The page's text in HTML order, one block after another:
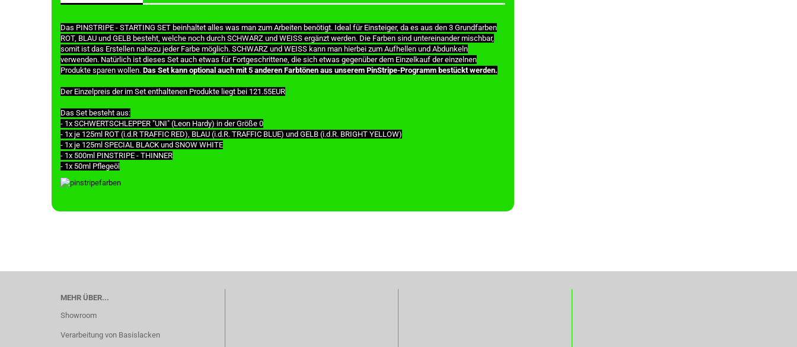
Das PINSTRIPE - STARTING SET beinhaltet alles was man zum Arbeiten benötigt. Ideal für Einsteiger, da es aus den 3 Grundfarben
ROT, BLAU und GELB besteht, welche noch durch SCHWARZ und WEISS ergänzt werden. Die Farben sind untereinander mischbar,
somit ist das Erstellen nahezu jeder Farbe möglich. SCHWARZ und WEISS kann man hierbei zum Aufhellen und Abdunkeln
verwenden. Natürlich ist dieses Set auch etwas für Fortgeschrittene, die sich etwas gegenüber dem Einzelkauf der einzelnen
Produkte sparen wollen. Das Set kann optional auch mit 5 anderen Farbtönen aus unserem PinStripe-Programm bestückt werden.
Der Einzelpreis der im Set enthaltenen Produkte liegt bei 121.55EUR
Das Set besteht aus:
- 1x SCHWERTSCHLEPPER "UNI" (Leon Hardy) in der Größe 0
- 1x je 125ml ROT (i.d.R TRAFFIC RED), BLAU (i.d.R. TRAFFIC BLUE) und GELB (i.d.R. BRIGHT YELLOW)
- 1x je 125ml SPECIAL BLACK und SNOW WHITE
- 1x 500ml PINSTRIPE - THINNER
- 1x 50ml Pflegeöl
MEHR ÜBER...
Showroom
Verarbeitung von Basislacken